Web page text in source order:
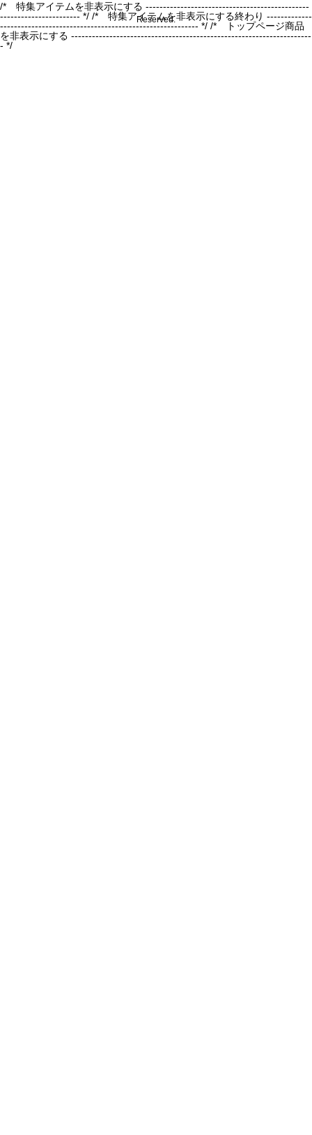
Reserved.
/* 特集アイテムを非表示にする -----------------------------------------------
----------------------- */ /* 特集アイテムを非表示にする終わり -------------
--------------------------------------------------------- */ /* トップページ商品
を非表示にする ---------------------------------------------------------------------
- */